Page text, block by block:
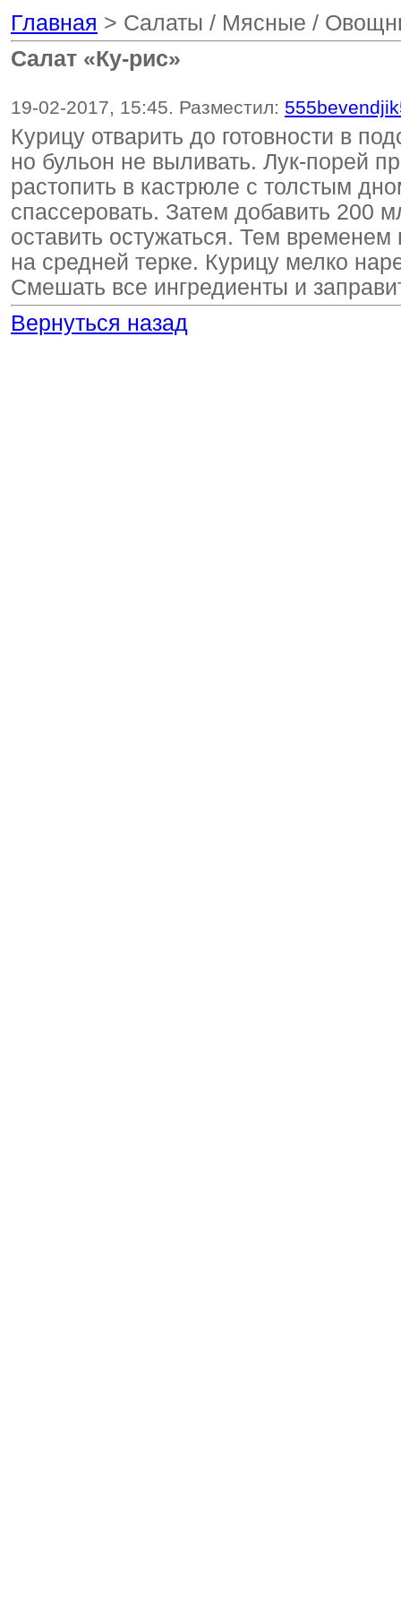
Главная > Салаты / Мясные /
Салат «Ку-рис»
19-02-2017, 15:45. Разместил:
Курицу отварить до готовности в
но бульон не выливать. Лук-порей
растопить в кастрюле с толстым
спассеровать. Затем добавить 200
оставить остужаться. Тем
на средней терке. Курицу мелко
Смешать все ингредиенты и
Вернуться назад